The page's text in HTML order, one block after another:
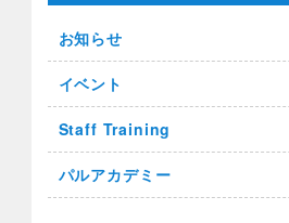
お知らせ
イベント
Staff Training
パルアカデミー